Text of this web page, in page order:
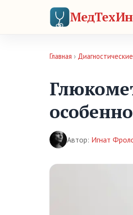
Главная ›
Автор: Игнат